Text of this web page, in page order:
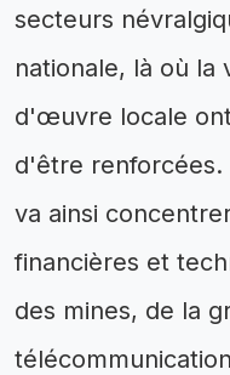
secteurs
nationale, là où la
d'œuvre locale
d'être renforcées.
va ainsi
financières et
des mines, de la